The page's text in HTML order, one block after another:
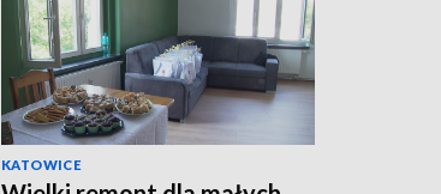
KATOWICE